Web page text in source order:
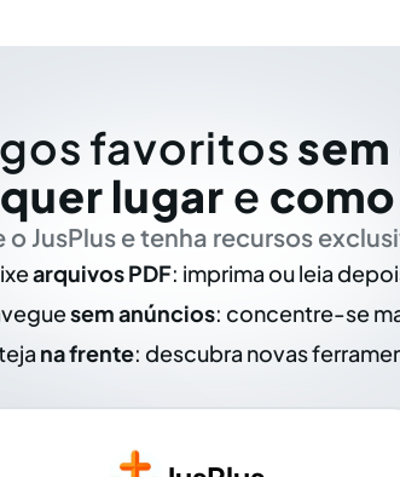
favoritos
lugar e
o JusPlus e tenha recursos
arquivos PDF: imprima ou leia
sem anúncios: concentre-se
na frente: descubra novas